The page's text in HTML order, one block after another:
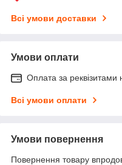
Всі умови доставки
Умови оплати
Оплата за реквізитами
Всі умови оплати
Умови повернення
Повернення товару